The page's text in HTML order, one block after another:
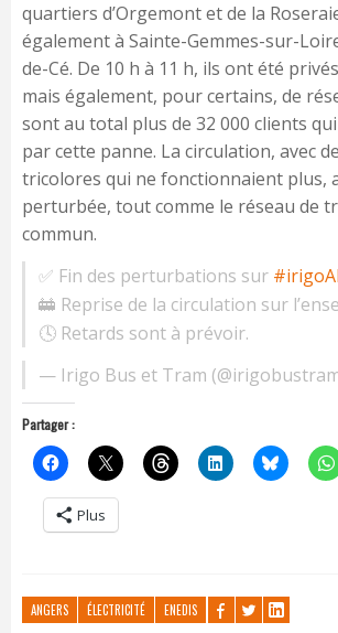
quartiers d’Orgemont et de la
également à Sainte-Gemmes-sur-
de-Cé. De 10 h à 11 h, ils ont été
mais également, pour certains, de
sont au total plus de 32 000 clients
par cette panne. La circulation, avec
tricolores qui ne fonctionnaient plus,
perturbée, tout comme le réseau de
commun.
✅ Fin des perturbations sur
🚋 Reprise de la circulation sur
🕓 Retards sont à prévoir.
— Irigo Bus et Tram
Partager :
Plus
ANGERS ÉLECTRICITÉ ENEDIS